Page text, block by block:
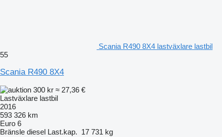
Scania R490 8X4 lastväxlare lastbil
55
Scania R490 8X4
300 kr ≈ 27,36 €
Lastväxlare lastbil
2016
593 326 km
Euro 6
Bränsle diesel Last.kap. 17 731 kg